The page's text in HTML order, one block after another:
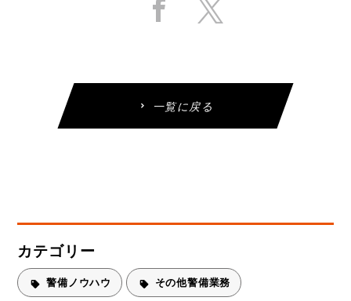
一覧に戻る
カテゴリー
警備ノウハウ その他警備業務